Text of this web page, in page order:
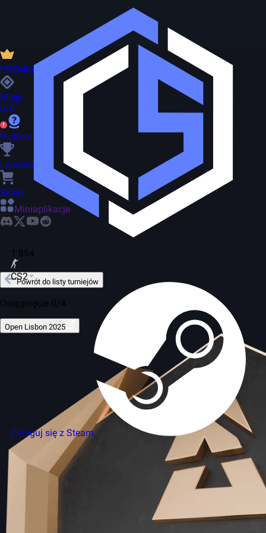
1 854
CS2
Zaloguj się z Steam
PREMIUM
Misje
0/5
Pick'em
Leaderboard
Sklep
Miniaplikacje
Powrót do listy turniejów
Osiągnięcie 0/4
Open Lisbon 2025